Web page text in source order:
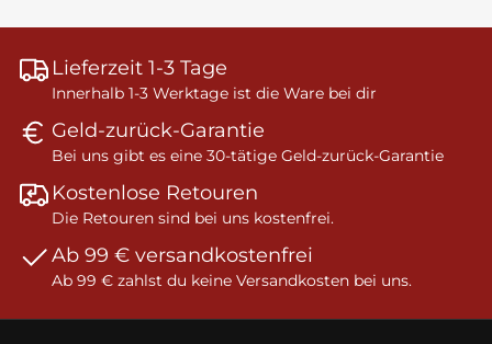
Lieferzeit 1-3 Tage
Innerhalb 1-3 Werktage ist die Ware bei dir
Geld-zurück-Garantie
Bei uns gibt es eine 30-tätige Geld-zurück-Garantie
Kostenlose Retouren
Die Retouren sind bei uns kostenfrei.
Ab 99 € versandkostenfrei
Ab 99 € zahlst du keine Versandkosten bei uns.